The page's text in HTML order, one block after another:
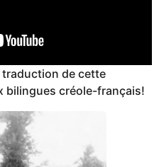
traduction de cette
bilingues créole-français!